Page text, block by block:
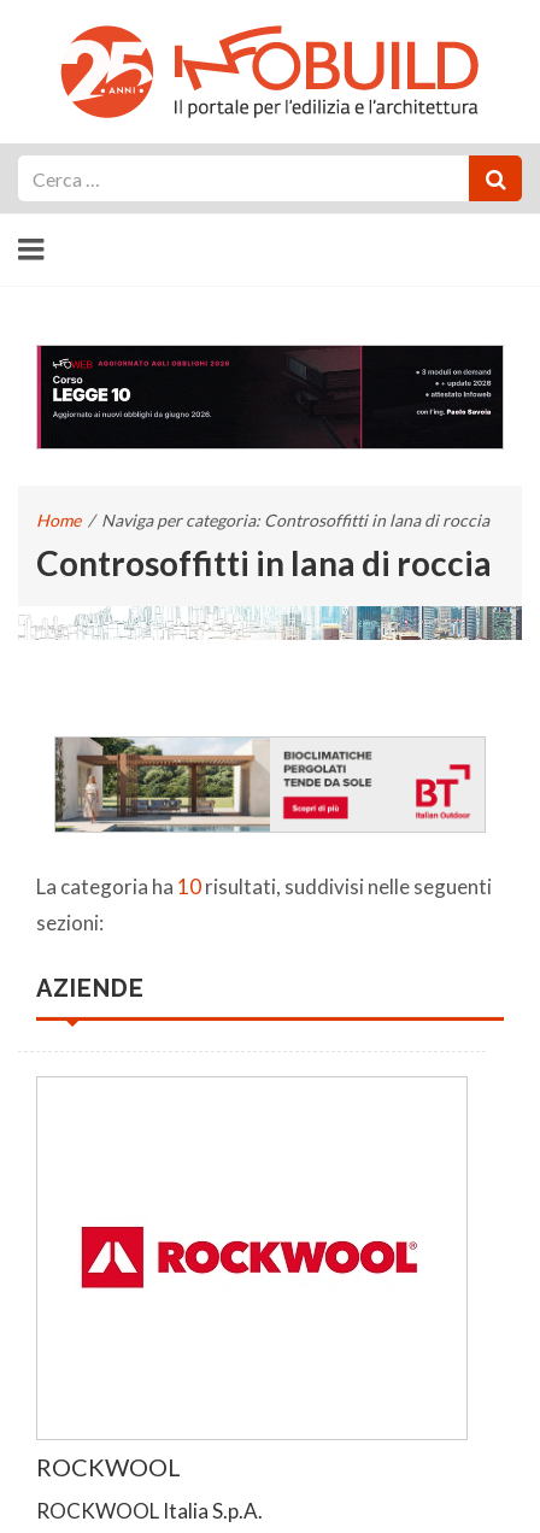
Home / Naviga per categoria: Controsoffitti in lana di roccia
Controsoffitti in lana di roccia
La categoria ha 10risultati, suddivisi nelle seguenti
sezioni:
AZIENDE
ROCKWOOL
ROCKWOOL Italia S.p.A.